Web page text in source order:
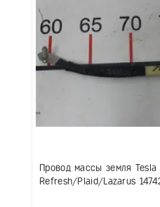
Провод массы земля Tesla
Refresh/Plaid/Lazarus